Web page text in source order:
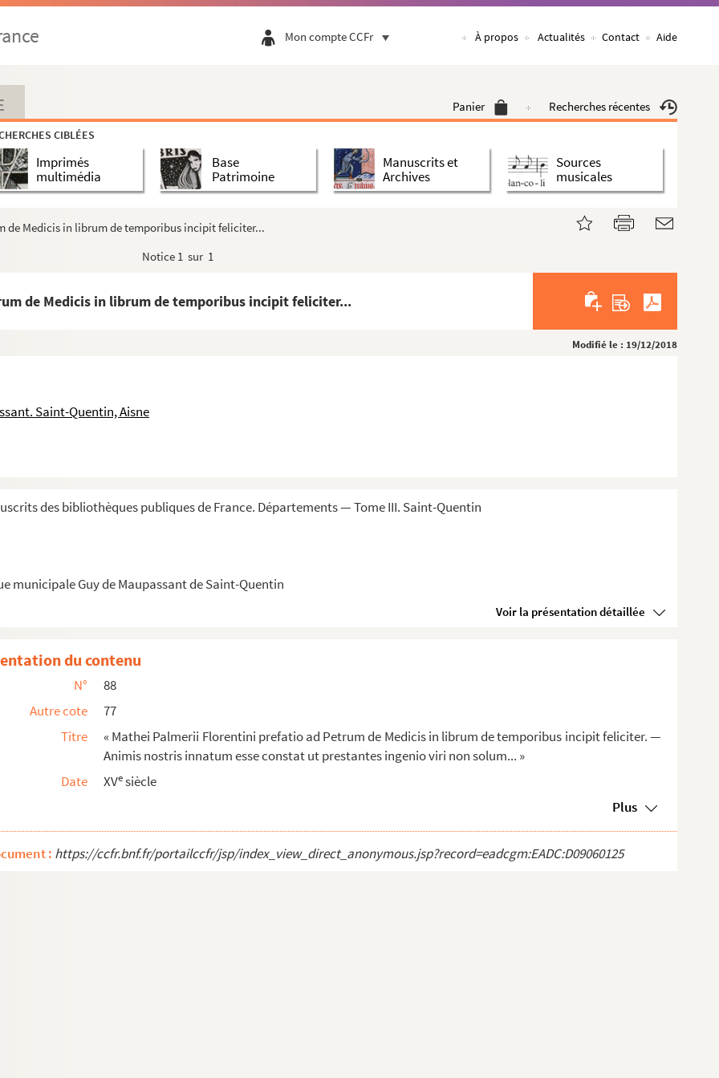
Mon compte CCFr À propos Actualités Contact Aide
Panier Recherches récentes
CIBLÉES
Imprimés
multimédia
Base
Patrimoine
Manuscrits et
Archives
Sources
musicales
de Medicis in librum de temporibus incipit feliciter...
Notice 1 sur 1
de Medicis in librum de temporibus incipit feliciter...
Modifié le : 19/12/2018
Saint-Quentin, Aisne
des bibliothèques publiques de France. Départements — Tome III. Saint-Quentin
municipale Guy de Maupassant de Saint-Quentin
Voir la présentation détaillée
generalibus quaestiones proemia...
Decalogi et quinque precepta ecc...
de Saint-Éloy, et son vicaire, Destaing
et sur le second commandement de Dieu
»
d'extrême-onction. » (
Quoniam, ut ait Gregorius super Ezechiel...
sexto libro Decretalium. Quia proposituru...
contenant les dignitez et sainctuair...
librum de temporibus incipit feliciter...
roial et très-célèbre monastère d'Orig...
et héritages assiz es villaiges et...
en la troisième lignée de nos roys, ...
Quentin et à la bataille de Saint-...
dans lesquels on explique les antiqui...
de Saint-Quentin, et intitulé : « Authent...
d'Isle
du contenu
N°
88
Autre cote
77
Titre
« Mathei Palmerii Florentini prefatio ad Petrum de Medicis in librum de temporibus incipit feliciter. —
Animis nostris innatum esse constat ut prestantes ingenio viri non solum... »
Date
XVesiècle
Plus
: https://ccfr.bnf.fr/portailccfr/jsp/index_view_direct_anonymous.jsp?record=eadcgm:EADC:D09060125